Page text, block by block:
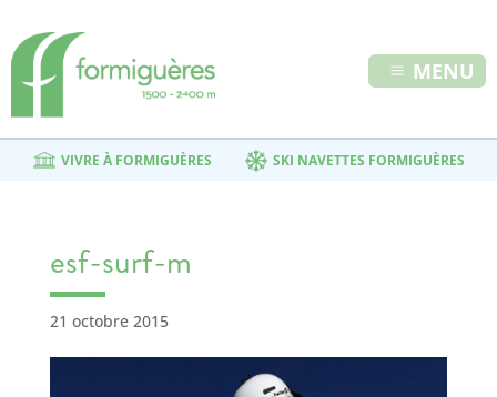
MENU
VIVRE À FORMIGUÈRES SKI NAVETTES FORMIGUÈRES
esf-surf-m
21 octobre 2015